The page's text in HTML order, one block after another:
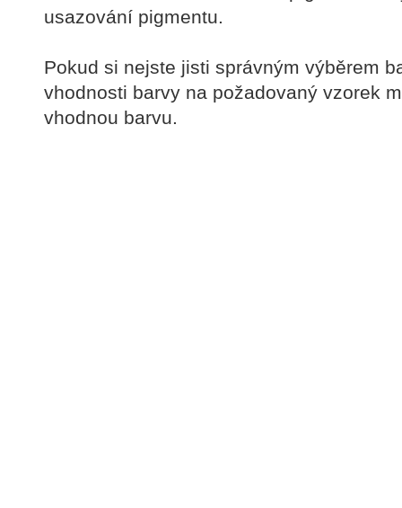
usazování pigmentu.
Pokud si nejste jisti správným výběrem
vhodnosti barvy na požadovaný vzorek
vhodnou barvu.